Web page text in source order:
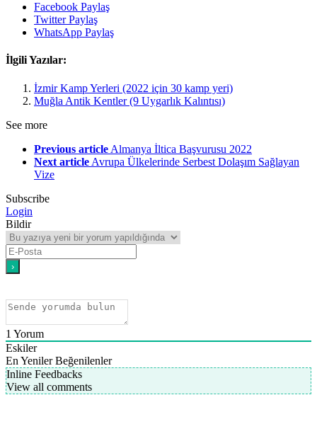
Facebook Paylaş
Twitter Paylaş
WhatsApp Paylaş
İlgili Yazılar:
İzmir Kamp Yerleri (2022 için 30 kamp yeri)
Muğla Antik Kentler (9 Uygarlık Kalıntısı)
See more
Previous article Almanya İltica Başvurusu 2022
Next article Avrupa Ülkelerinde Serbest Dolaşım Sağlayan
Vize
Subscribe
Login
Bildir
1 Yorum
Eskiler
En Yeniler Beğenilenler
Inline Feedbacks
View all comments